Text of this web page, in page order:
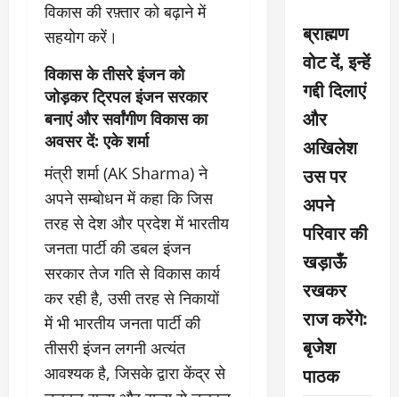
विकास की रफ़्तार को बढ़ाने में
सहयोग करें।
विकास के तीसरे इंजन को
जोड़कर ट्रिपल इंजन सरकार
बनाएं और सर्वांगीण विकास का
अवसर दें: एके शर्मा
मंत्री शर्मा (AK Sharma) ने
अपने सम्बोधन में कहा कि जिस
तरह से देश और प्रदेश में भारतीय
जनता पार्टी की डबल इंजन
सरकार तेज गति से विकास कार्य
कर रही है, उसी तरह से निकायों
में भी भारतीय जनता पार्टी की
तीसरी इंजन लगनी अत्यंत
आवश्यक है, जिसके द्वारा केंद्र से
ब्राह्मण
वोट दें, इन्हें
गद्दी दिलाएं
और
अखिलेश
उस पर
अपने
परिवार की
खड़ाऊँ
रखकर
राज करेंगे:
बृजेश
पाठक